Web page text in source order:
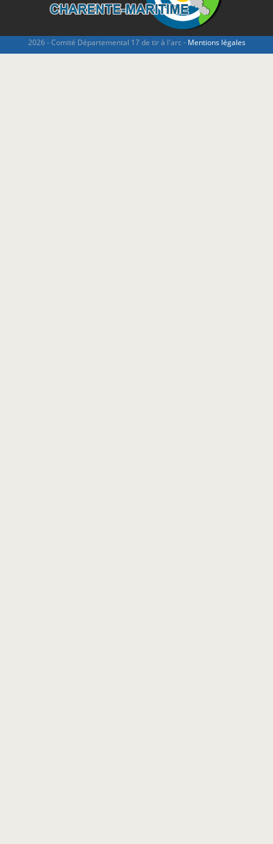
2026 - Comité Départemental 17 de tir à l'arc - Mentions légales